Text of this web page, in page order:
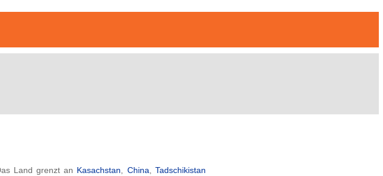
Land grenzt an Kasachstan, China, Tadschikistan
fÃ¼r Ihren Urlaub in Asien